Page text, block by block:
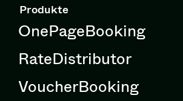
Produkte
OnePageBooking
RateDistributor
VoucherBooking